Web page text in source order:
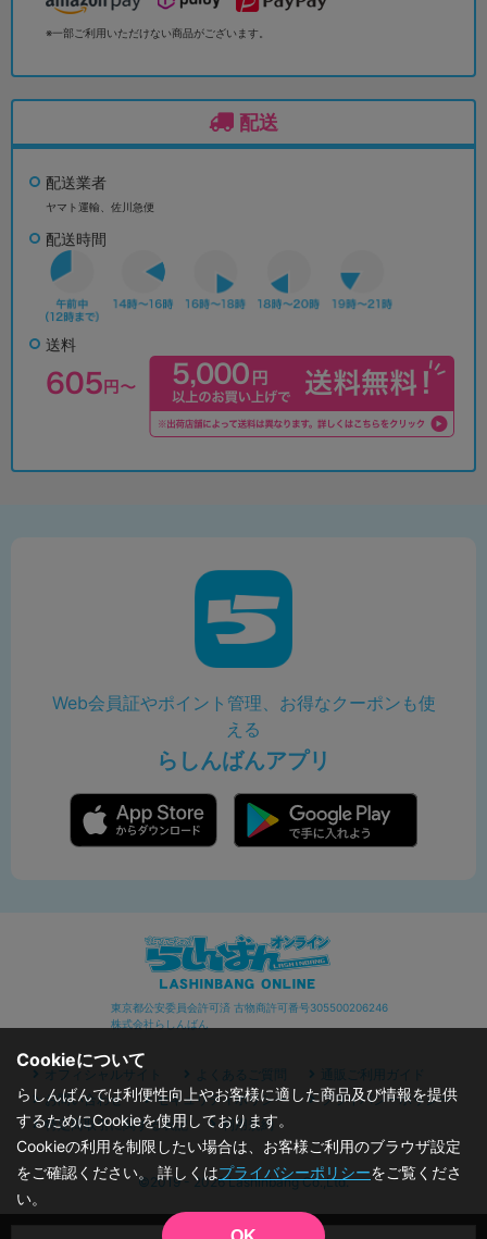
※一部ご利用いただけない商品がございます。
配送
配送業者
ヤマト運輸、佐川急便
配送時間
送料
Web会員証やポイント管理、お得なクーポンも使
える
らしんばんアプリ
東京都公安委員会許可済 古物商許可番号305500206246
株式会社らしんばん
オフィシャルサイト よくあるご質問
通販ご利用ガイド
お問い合わせ
セキュリティポリシー
プライバシーポリシー
特定商取引に関する表記
利用規約
©2019 - 2026 Lashinbang Co.,Ltd.
Cookieについて
らしんばんでは利便性向上やお客様に適した商品及び情報を提供
するためにCookieを使用しております。
Cookieの利用を制限したい場合は、お客様ご利用のブラウザ設定
をご確認ください。 詳しくはプライバシーポリシーをご覧くださ
い。